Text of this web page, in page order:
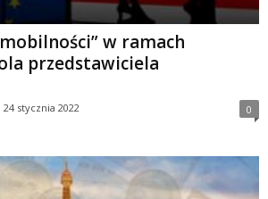
w ramach
przedstawiciela
24 stycznia 2022 0